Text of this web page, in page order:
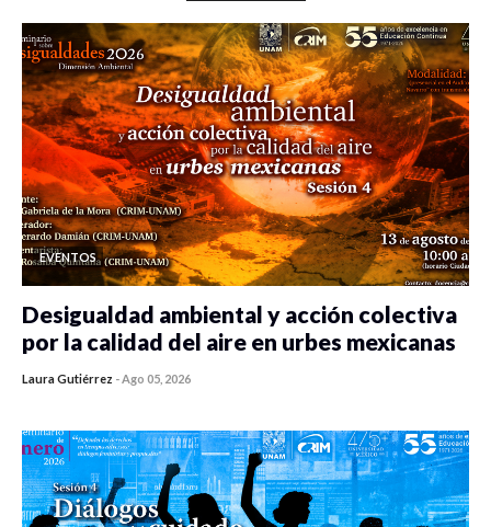
EVENTOS
Desigualdad ambiental y acción colectiva
por la calidad del aire en urbes mexicanas
Laura Gutiérrez -Ago 05, 2026